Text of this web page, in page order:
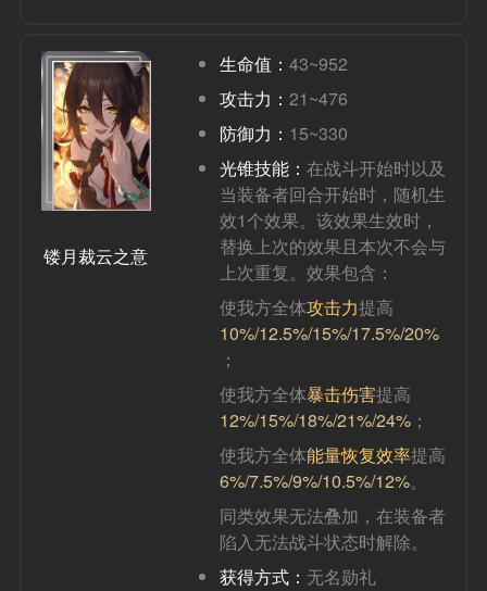
镂月裁云之意
生命值：43~952
攻击力：21~476
防御力： 15~330
光锥技能：在战斗开始时以及
当装备者回合开始时，随机生
效1个效果。该效果生效时，
替换上次的效果且本次不会与
上次重复。效果包含：
使我方全体攻击力提高
10%/12.5%/15%/17.5%/20%
；
使我方全体暴击伤害提高
12%/15%/18%/21%/24% ；
使我方全体能量恢复效率提高
6%/7.5%/9%/10.5%/12%。
同类效果无法叠加，在装备者
陷入无法战斗状态时解除。
获得方式： 无名勋礼